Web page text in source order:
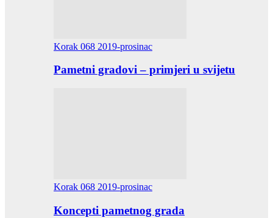
Korak 068 2019-prosinac
Pametni gradovi – primjeri u svijetu
Korak 068 2019-prosinac
Koncepti pametnog grada